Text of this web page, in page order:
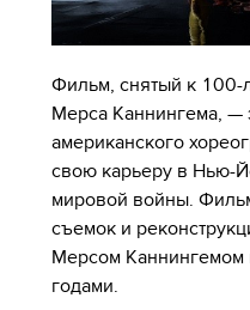
Фильм, снятый к 100-
Мерса Каннингема, —
американского
свою карьеру в Нью-
мировой войны.
съемок и
Мерсом
годами.